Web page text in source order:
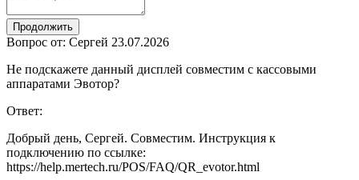
Продолжить
Вопрос от: Сергей 23.07.2026
Не подскажете данный дисплей совместим с кассовыми
аппаратами Эвотор?
Ответ:
Добрый день, Сергей. Совместим. Инструкция к
подключению по ссылке:
https://help.mertech.ru/POS/FAQ/QR_evotor.html